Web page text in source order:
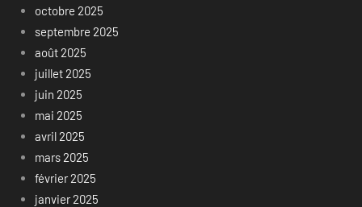
octobre 2025
septembre 2025
août 2025
juillet 2025
juin 2025
mai 2025
avril 2025
mars 2025
février 2025
janvier 2025